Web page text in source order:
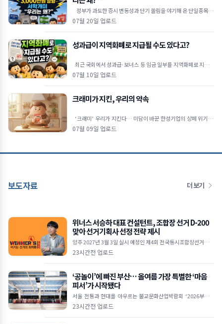
버리지 상장지수펀드(ETF)에 대해 고강도 진입 장벽을
07월 20일 업로드
성과급이 지역화폐로 지급될 수도 있다고?
최근 국회에서 성과급·보너스 등 임금 일부를 지역화폐로 지급할
수 있도록 하는 내용의 근로기준법 개정안이 발의됐습니다. 물
07월 10일 업로드
크래미가 지킨, 우리의 약속
‘크래미’ 우리가 지킨다… 미담이 바꾼 한성기업의 상폐 위기 극
복 🦀상장폐지 시가총액 기준이 300억 원으로 강화
07월 09일 업로드
보도자료 더 보기
위너스 서승하 대표 컨설턴트, 조합장 선거 D-200
맞아 선거기획사 선정 전략 제시
양주 2027년 3월 3일 실시 예정인 제4회 전국동시조합장선거가 D
-200 국면에 접어들면서 출마예정자들의 선거 준비가 본격화되고
23시간전 업로드
‘공놀이’에 빠진 부산… 올여름 가장 특별한 ‘마음
피서’가 시작됐다
서울 전통과 현대를 아우르는 불교문화산업박람회 ‘2026부산국
제불교박람회’가 8월 6일 오후 2시 부산 벡스코(BEXCO) 제1전시
23시간전 업로드